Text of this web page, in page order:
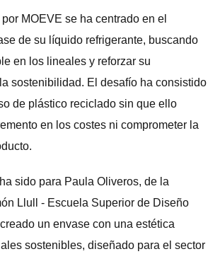
MOEVE se ha centrado en el
de su líquido refrigerante, buscando
en los lineales y reforzar su
sostenibilidad. El desafío ha consistido
de plástico reciclado sin que ello
en los costes ni comprometer la
sido para Paula Oliveros, de la
Llull - Escuela Superior de Diseño
un envase con una estética
sostenibles, diseñado para el sector